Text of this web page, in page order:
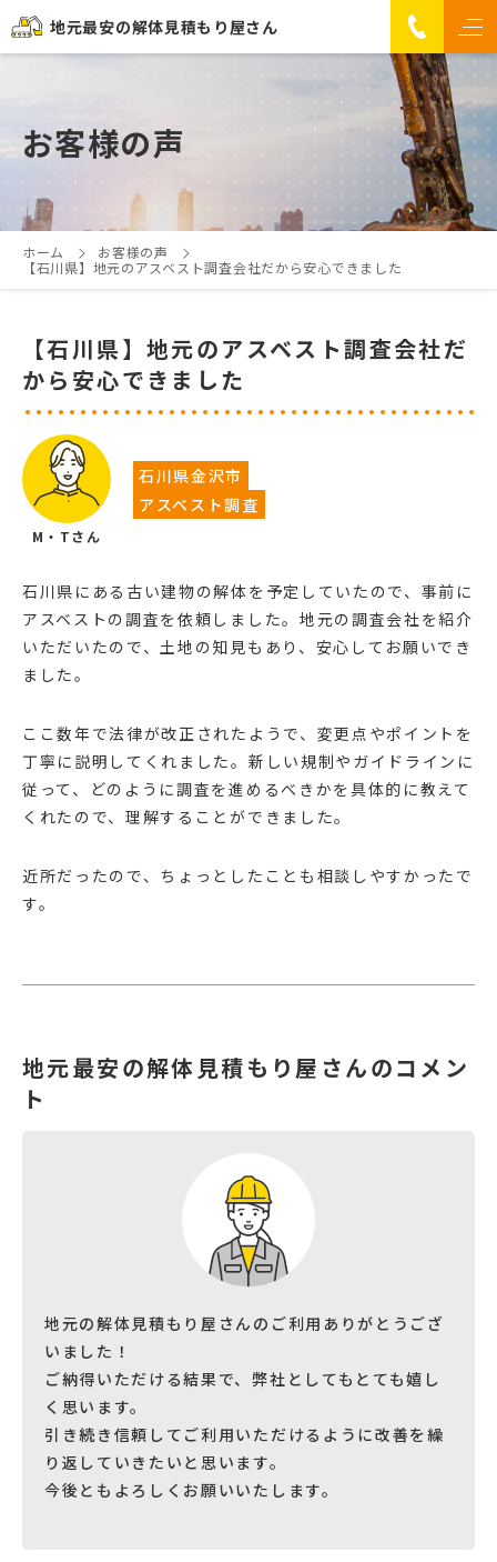
地元最安の解体見積もり屋さん
お客様の声
ホーム
お客様の声
【石川県】地元のアスベスト調査会社だから安心できました
【石川県】地元のアスベスト調査会社だ
から安心できました
M・Tさん
石川県金沢市
アスベスト調査
石川県にある古い建物の解体を予定していたので、事前に
アスベストの調査を依頼しました。地元の調査会社を紹介
いただいたので、土地の知見もあり、安心してお願いでき
ました。
ここ数年で法律が改正されたようで、変更点やポイントを
丁寧に説明してくれました。新しい規制やガイドラインに
従って、どのように調査を進めるべきかを具体的に教えて
くれたので、理解することができました。
近所だったので、ちょっとしたことも相談しやすかったで
す。
地元最安の解体見積もり屋さんのコメン
ト
地元の解体見積もり屋さんのご利用ありがとうござ
いました！
ご納得いただける結果で、弊社としてもとても嬉し
く思います。
引き続き信頼してご利用いただけるように改善を繰
り返していきたいと思います。
今後ともよろしくお願いいたします。